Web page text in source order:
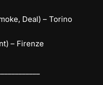
Deal) – Torino
– Firenze